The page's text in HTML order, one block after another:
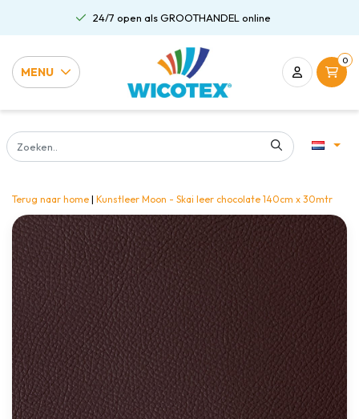
24/7 open als GROOTHANDEL online
MENU
0
Terug naar home | Kunstleer Moon - Skai leer chocolate 140cm x 30mtr